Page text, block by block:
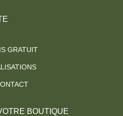
GRATUIT
BOUTIQUE